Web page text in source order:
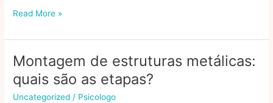
Quais
os
principais
tipos
de
containers?
Read More »
Montagem de estruturas metálicas:
quais são as etapas?
Uncategorized / Psicologo